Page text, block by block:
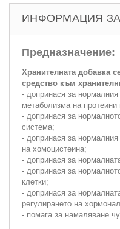
ИНФОРМАЦИЯ
Предназначение:
Хранителната добавка
средство към
- допринася за
метаболизма на протеини
- допринася за
система;
- допринася за
на хомоцистеина;
- допринася за
- допринася за
клетки;
- допринася за
регулирането на
- помага за намаляване